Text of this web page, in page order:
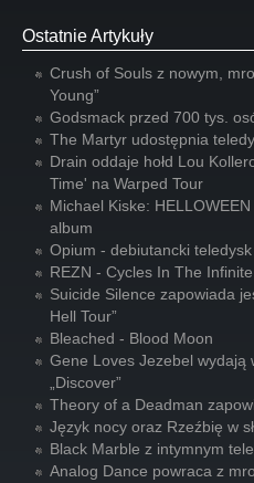
Ostatnie Artykuły
Crush of Souls z nowym,
Young”
Godsmack przed 700 tys.
The Martyr udostępnia
Drain oddaje hołd Lou
Time' na Warped Tour
Michael Kiske:
album
Opium - debiutancki teledysk
REZN - Cycles In The
Suicide Silence zapowiada
Hell Tour”
Bleached - Blood Moon
Gene Loves Jezebel wydają
„Discover”
Theory of a Deadman
Język nocy oraz Rzeźbię w
Black Marble z intymnym
Analog Dance powraca z